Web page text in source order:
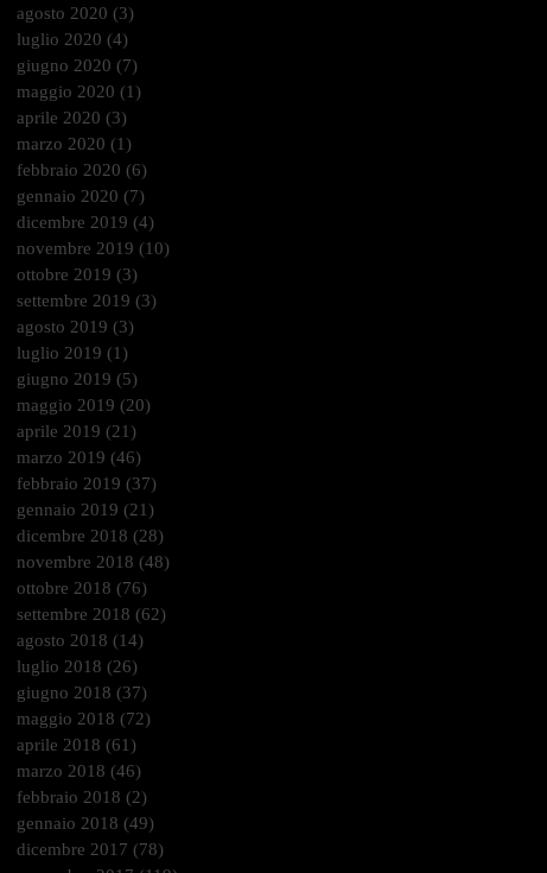
agosto 2020 (3)
luglio 2020 (4)
giugno 2020 (7)
maggio 2020 (1)
aprile 2020 (3)
marzo 2020 (1)
febbraio 2020 (6)
gennaio 2020 (7)
dicembre 2019 (4)
novembre 2019 (10)
ottobre 2019 (3)
settembre 2019 (3)
agosto 2019 (3)
luglio 2019 (1)
giugno 2019 (5)
maggio 2019 (20)
aprile 2019 (21)
marzo 2019 (46)
febbraio 2019 (37)
gennaio 2019 (21)
dicembre 2018 (28)
novembre 2018 (48)
ottobre 2018 (76)
settembre 2018 (62)
agosto 2018 (14)
luglio 2018 (26)
giugno 2018 (37)
maggio 2018 (72)
aprile 2018 (61)
marzo 2018 (46)
febbraio 2018 (2)
gennaio 2018 (49)
dicembre 2017 (78)